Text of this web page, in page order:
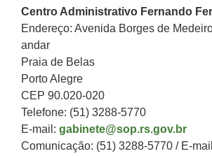
Centro Administrativo Fernando
Endereço: Avenida Borges de
andar
Praia de Belas
Porto Alegre
CEP 90.020-020
Telefone: (51) 3288-5770
E-mail: gabinete@sop.rs.gov.br
Comunicação: (51) 3288-5770 / E-